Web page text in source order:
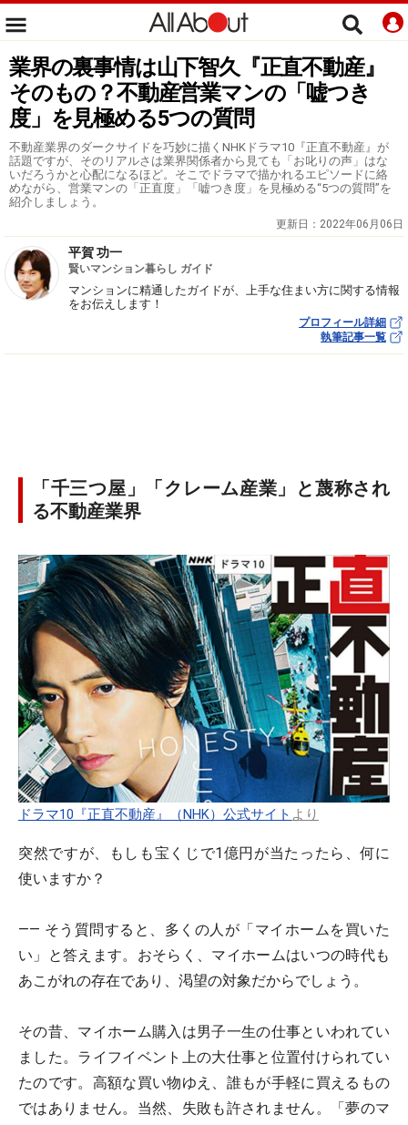
業界の裏事情は山下智久『正直不動産』
そのもの？不動産営業マンの「嘘つき
度」を見極める5つの質問
不動産業界のダークサイドを巧妙に描くNHKドラマ10『正直不動産』が
話題ですが、そのリアルさは業界関係者から見ても「お叱りの声」はな
いだろうかと心配になるほど。そこでドラマで描かれるエピソードに絡
めながら、営業マンの「正直度」「嘘つき度」を見極める“5つの質問”を
紹介しましょう。
更新日： 2022年06月06日
平賀 功一
賢いマンション暮らし ガイド
マンションに精通したガイドが、上手な住まい方に関する情報
をお伝えします！
プロフィール詳細
執筆記事一覧
「千三つ屋」「クレーム産業」と蔑称され
る不動産業界
ドラマ10『正直不動産』（NHK）公式サイト より
突然ですが、もしも宝くじで1億円が当たったら、何に
使いますか？
―― そう質問すると、多くの人が「マイホームを買いた
い」と答えます。おそらく、マイホームはいつの時代も
あこがれの存在であり、渇望の対象だからでしょう。
その昔、マイホーム購入は男子一生の仕事といわれてい
ました。ライフイベント上の大仕事と位置付けられてい
たのです。高額な買い物ゆえ、誰もが手軽に買えるもの
ではありません。当然、失敗も許されません。「夢のマ